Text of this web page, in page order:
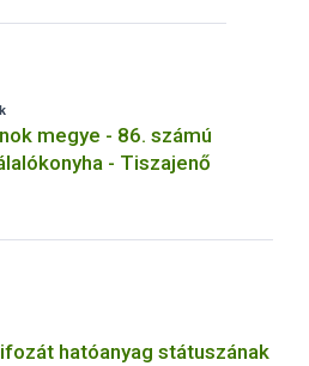
megye - 86. számú
Tálalókonyha - Tiszajenő
hatóanyag státuszának